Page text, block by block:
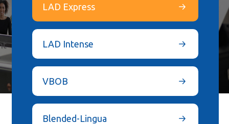
LAD Express
LAD Intense
VBOB
Blended-Lingua